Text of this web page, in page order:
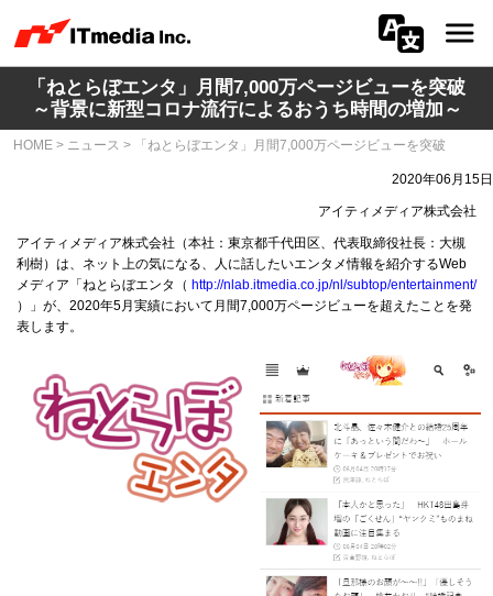
会社情報
ニュース
サステナビリティ
プライバシー
メディア一覧
「ねとらぼエンタ」月間7,000万ページビューを突破
～背景に新型コロナ流行によるおうち時間の増加～
HOME > ニュース > 「ねとらぼエンタ」月間7,000万ページビューを突破
2020年06月15日
アイティメディア株式会社
アイティメディア株式会社（本社：東京都千代田区、代表取締役社長：大槻
利樹）は、ネット上の気になる、人に話したいエンタメ情報を紹介するWeb
メディア「ねとらぼエンタ（ http://nlab.itmedia.co.jp/nl/subtop/entertainment/
）」が、2020年5月実績において月間7,000万ページビューを超えたことを発
表します。